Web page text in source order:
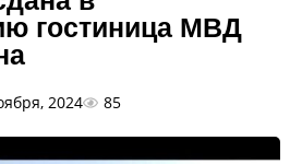
гостиница МВД
2024 85